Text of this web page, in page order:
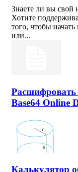
Знаете ли вы свой
Хотите
того, чтобы
или...
Расшифровать
Base64 Online
Калькулятор